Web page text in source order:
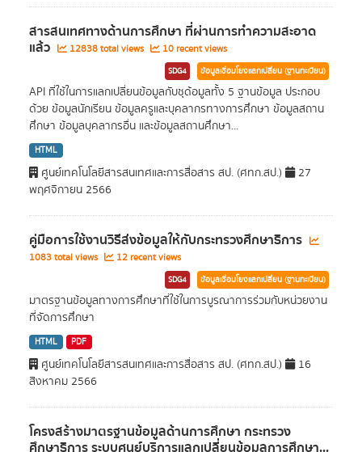
สารสนเทศทางด้านการศึกษา ที่ผ่านการทำความสะอาด
แล้ว 12838 total views 10 recent views
SDG4 ข้อมูลเชื่อมโยงแลกเปลี่ยน (ฐานทะเบียน)
API ที่ใช้ในการแลกเปลี่ยนข้อมูลกับชุด้อมูลทั้ง 5 ฐานข้อมูล ประกอบ
ด้วย ข้อมูลนักเรียน ข้อมูลครูและบุคลากรทางการศึกษา ข้อมูลสถาน
ศึกษา ข้อมูลบุคลากรอื่น และข้อมูลสถานศึกษา...
HTML
ศูนย์เทคโนโลยีสารสนเทศและการสื่อสาร สป. (ศทก.สป.)
27
พฤศจิกายน 2566
คู่มือการใช้งานวิธีส่งข้อมูลให้กับกระทรวงศึกษาธิการ
1083 total views 12 recent views
SDG4 ข้อมูลเชื่อมโยงแลกเปลี่ยน (ฐานทะเบียน)
มาตรฐานข้อมูลทางการศึกษาที่ใช้ในการบูรณาการร่วมกับหน่วยงาน
ที่จัดการศึกษา
HTML PDF
ศูนย์เทคโนโลยีสารสนเทศและการสื่อสาร สป. (ศทก.สป.)
16
สิงหาคม 2566
โครงสร้างมาตรฐานข้อมูลด้านการศึกษา กระทรวง